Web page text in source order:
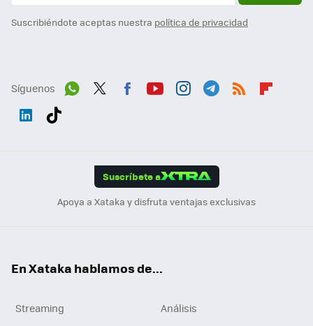
Suscribiéndote aceptas nuestra política de privacidad
Síguenos
Suscríbete a
Apoya a Xataka y disfruta ventajas exclusivas
En Xataka hablamos de...
Streaming
Análisis